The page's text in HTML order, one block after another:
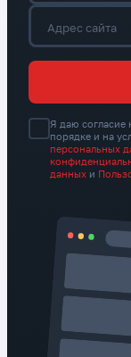
Адрес сайта
Я даю согласие
порядке и на
персональных
данных и